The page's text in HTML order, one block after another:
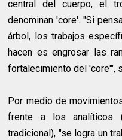
central del cuerpo, el
denominan 'core'. "Si
árbol, los trabajos
hacen es engrosar las
fortalecimiento del 'core'",
Por medio de
frente a los analíticos
tradicional), "se logra un